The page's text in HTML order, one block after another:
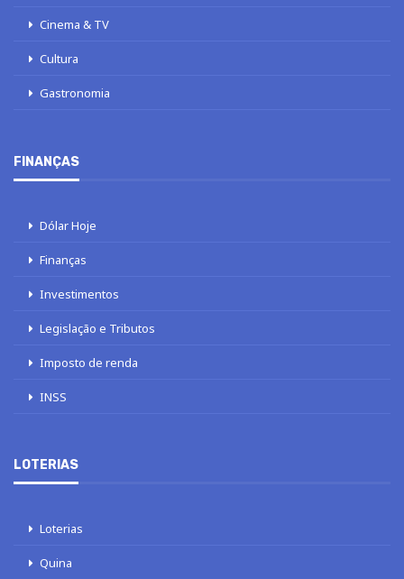
Cinema & TV
Cultura
Gastronomia
FINANÇAS
Dólar Hoje
Finanças
Investimentos
Legislação e Tributos
Imposto de renda
INSS
LOTERIAS
Loterias
Quina